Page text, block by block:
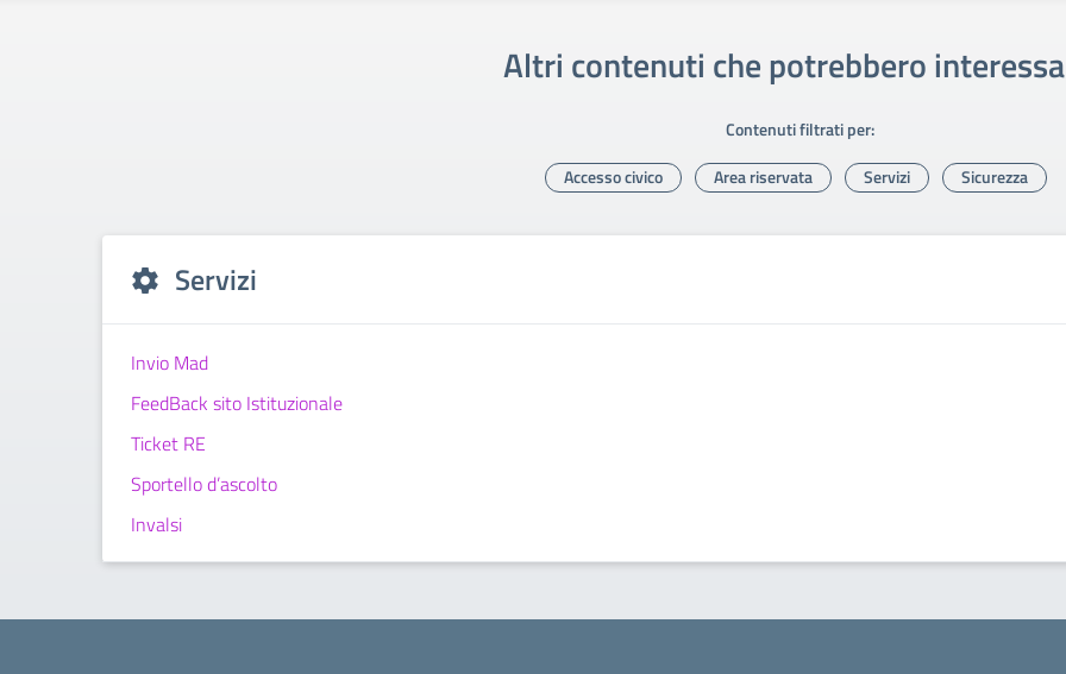
Altri contenuti che potrebbero
Contenuti filtrati per:
Accesso civico Area riservata Servizi Sicurezza
Servizi
Invio Mad
FeedBack sito Istituzionale
Ticket RE
Sportello d’ascolto
Invalsi